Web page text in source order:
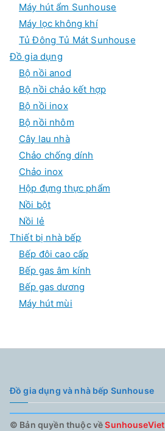
Máy hút ẩm Sunhouse
Máy lọc không khí
Tủ Đông Tủ Mát Sunhouse
Đồ gia dụng
Bộ nồi anod
Bộ nồi chảo kết hợp
Bộ nồi inox
Bộ nồi nhôm
Cây lau nhà
Chảo chống dính
Chảo inox
Hộp đựng thực phẩm
Nồi bột
Nồi lẻ
Thiết bị nhà bếp
Bếp đôi cao cấp
Bếp gas âm kính
Bếp gas dương
Máy hút mùi
Đồ gia dụng và nhà bếp Sunhouse
© Bản quyền thuộc vềSunhouseViet